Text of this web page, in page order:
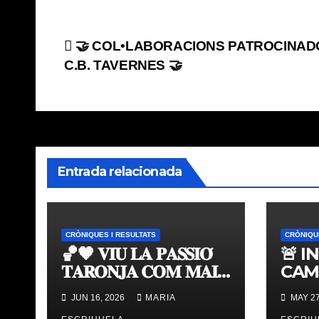
Navegación
entradas
🤝 COL•LABORACIONS
C.B. TAVERNES 🤝
Entrada relacionada
CRÒNIQUES I RESULTATS
🏀🧡 𝐕𝐈𝐔 𝐋𝐀 𝐏𝐀𝐒𝐒𝐈𝐎́
𝐓𝐀𝐑𝐎𝐍𝐉𝐀 𝐂𝐎𝐌 𝐌𝐀𝐈
𝐀𝐁𝐀𝐍𝐒 | 𝐌𝐔𝐒𝐄𝐔 &
𝐓𝐎𝐔𝐑 𝐕𝐀𝐋𝐄𝐍𝐂𝐈𝐀
JUN 16, 2026 MARIA
🚨
MAY